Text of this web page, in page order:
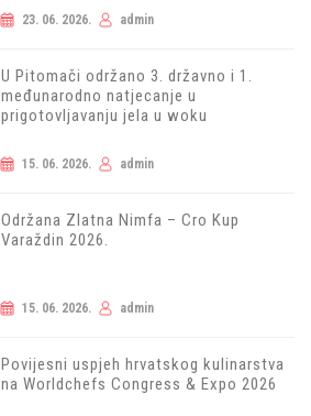
23. 06. 2026. admin
U Pitomači održano 3. državno i 1.
međunarodno natjecanje u
prigotovljavanju jela u woku
15. 06. 2026. admin
Održana Zlatna Nimfa – Cro Kup
Varaždin 2026.
15. 06. 2026. admin
Povijesni uspjeh hrvatskog kulinarstva
na Worldchefs Congress & Expo 2026